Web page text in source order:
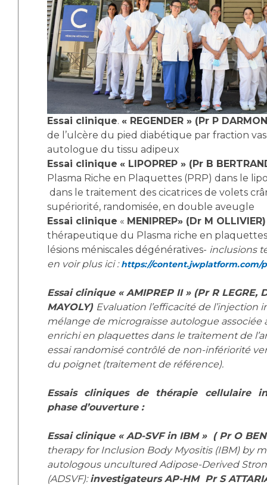
Essai clinique. « REGENDER » (Pr P
de l’ulcère du pied diabétique par fraction
autologue du tissu adipeux
Essai clinique « LIPOPREP » (Pr B
Plasma Riche en Plaquettes (PRP) dans le
dans le traitement des cicatrices de volets
supériorité, randomisée, en double aveugle
Essai clinique « MENIPREP» (Dr M
thérapeutique du Plasma riche en
lésions méniscales dégénératives- inclusions
en voir plus ici :https://content.jwplatform.com/
Essai clinique « AMIPREP II » (Pr R LEGRE,
MAYOLY) Evaluation l’efficacité de l’injection
mélange de micrograisse autologue associée
enrichi en plaquettes dans le traitement de
essai randomisé contrôlé de non-infériorité
du poignet (traitement de référence).
Essais cliniques de thérapie cellulaire
phase d’ouverture :
Essai clinique « AD-SVF in IBM » ( Pr O
therapy for Inclusion Body Myositis (IBM) by
autologous uncultured Adipose-Derived
(ADSVF):investigateurs AP-HM Pr S